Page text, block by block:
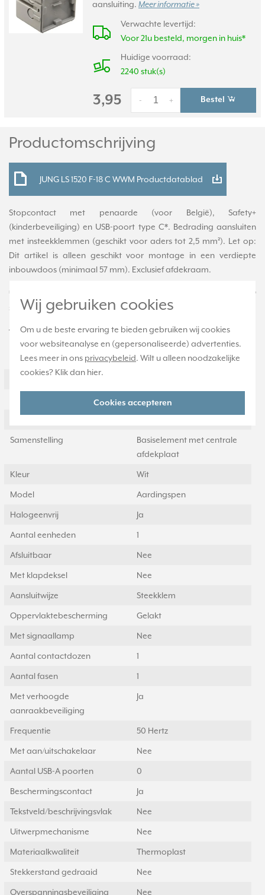
Wij gebruiken cookies
Om u de beste ervaring te bieden gebruiken wij cookies
voor websiteanalyse en (gepersonaliseerde) advertenties.
Lees meer in ons privacybeleid. Wilt u alleen noodzakelijke
cookies? Klik dan hier.
Cookies accepteren
aansluiting. Meer informatie »
Verwachte levertijd:
Voor 21u besteld, morgen in huis*
Huidige voorraad:
2240 stuk(s)
3,95 +
- Bestel
Productomschrijving
JUNG LS 1520 F-18 C WWM Productdatablad
Stopcontact met penaarde (voor België), Safety+
(kinderbeveiliging) en USB-poort type C*. Bedrading aansluiten
met insteekklemmen (geschikt voor aders tot 2,5 mm²). Let op:
Dit artikel is alleen geschikt voor montage in een verdiepte
inbouwdoos (minimaal 57 mm). Exclusief afdekraam.
*Voorzien van 1 USB-poort type C met JUNG Quick Charge®
snellaadfunctie (werkt alleen met compatibele apparaten).
Technische specificaties
Specificatie Waarde
250 Volt (V)
Samenstelling
Basiselement met centrale
afdekplaat
Kleur Wit
Model Aardingspen
Halogeenvrij Ja
Aantal eenheden 1
Afsluitbaar Nee
Met klapdeksel Nee
Aansluitwijze Steekklem
Oppervlaktebescherming Gelakt
Met signaallamp Nee
Aantal contactdozen 1
Aantal fasen 1
Met verhoogde
aanraakbeveiliging
Ja
Frequentie 50 Hertz
Met aan/uitschakelaar Nee
Aantal USB-A poorten 0
Beschermingscontact Ja
Tekstveld/beschrijvingsvlak Nee
Uitwerpmechanisme Nee
Materiaalkwaliteit Thermoplast
Stekkerstand gedraaid Nee
Overspanningsbeveiliging Nee